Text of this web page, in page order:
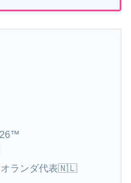
ランダ代表🇳🇱